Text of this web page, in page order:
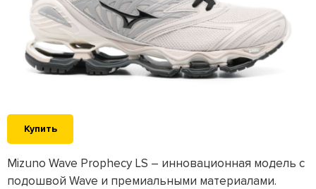
Купить
Mizuno Wave Prophecy LS – инновационная модель с
подошвой Wave и премиальными материалами.